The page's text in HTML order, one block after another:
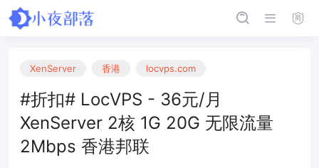
XenServer 香港 locvps.com
#折扣# LocVPS - 36元/月
XenServer 2核 1G 20G 无限流量
2Mbps 香港邦联